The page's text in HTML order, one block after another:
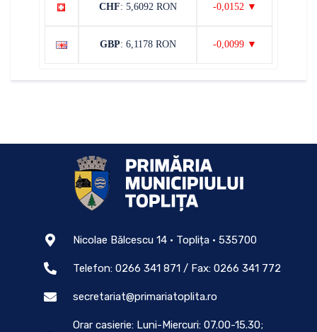
CHF: 5,6092 RON -0,0152 ▼
GBP: 6,1178 RON -0,0099 ▼
Nicolae Bălcescu 14 • Toplița • 535700
Telefon: 0266 341 871 / Fax: 0266 341 772
secretariat@primariatoplita.ro
Orar casierie: Luni-Miercuri: 07.00-15.30;